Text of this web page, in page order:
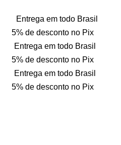
Entrega em todo Brasil
5% de desconto no Pix
Entrega em todo Brasil
5% de desconto no Pix
Entrega em todo Brasil
5% de desconto no Pix